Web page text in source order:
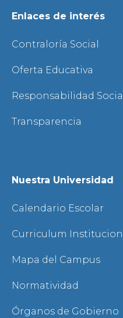
Enlaces de interés
Contraloría Social
Oferta Educativa
Responsabilidad
Transparencia
Nuestra Universidad
Calendario Escolar
Curriculum
Mapa del Campus
Normatividad
Órganos de Gobierno